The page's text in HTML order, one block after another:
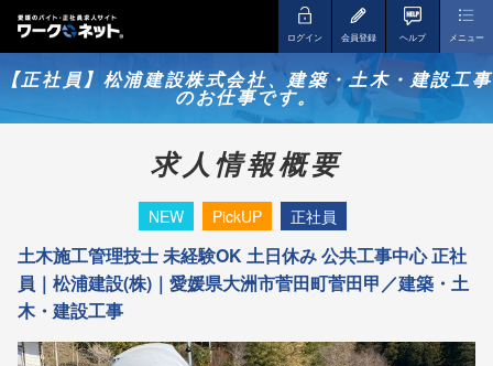
ログイン 会員登録 ヘルプ メニュー
【正社員】松浦建設株式会社、建築・土木・建設工事
のお仕事です。
求人情報概要
NEW PickUP 正社員
土木施工管理技士 未経験OK 土日休み 公共工事中心 正社
員｜松浦建設(株)｜愛媛県大洲市菅田町菅田甲／建築・土
木・建設工事